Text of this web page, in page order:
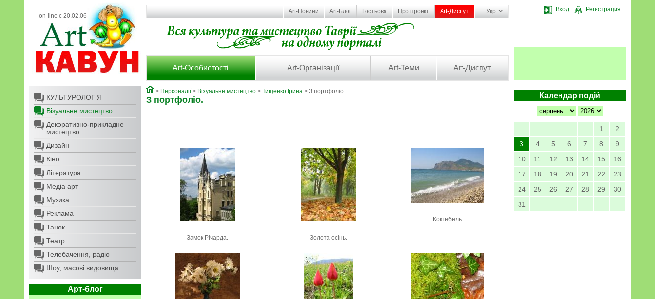
on-line с 20.02.06
Вход Регистрация
Art-Новини Art-Блог Гостьова Про проект Art-Диспут Укр
Art-Особистості Art-Організації Art-Теми Art-Диспут
КУЛЬТУРОЛОГІЯ
Візуальне мистецтво
Декоративно-прикладне
мистецтво
Дизайн
Кіно
Література
Медіа арт
Музика
Реклама
Танок
Театр
Телебачення, радіо
Шоу, масові видовища
Арт-блог
Календар подій
1
2
3
4 5 6 7 8
9
10
11 12 13 14 15
16
17
18 19 20 21 22
23
24
25 26 27 28 29
30
31
> Персоналії> Візуальне мистецтво > Тищенко Ірина > З портфоліо.
З портфоліо.
Замок Річарда. Золота осінь.
Коктебель.